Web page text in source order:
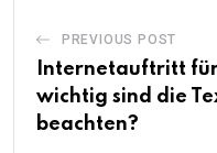
PREVIOUS POST
Internetauftritt
wichtig sind die
beachten?